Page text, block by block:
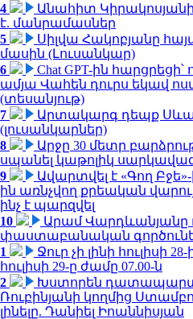
4
Անահիտ
է. մանրամասներ
5
Սիլվա Հակոբյանը
մասին (Լուսանկար)
6
Chat GPT-ին
ամյա Վահեն դուրս եկավ
(տեսանյութ)
7
Արտակարգ դեպք
(լուսանկարներ)
8
Արջը 30 մետր
սպանել կաթոլիկ
9
Ավարտվել է «Գող Բջե»-
ին առնչվող քրեական
ինչ է պարզվել
10
Արամ Վարդևանյանը
փաստաբանական
1
Ջուր չի լինի հուլիսի
հուլիսի 29-ը ժամը 07.00-ն
2
Խստորեն
Ռուբինյանի կողմից
լինելը. Դանիել Իոաննիսյան